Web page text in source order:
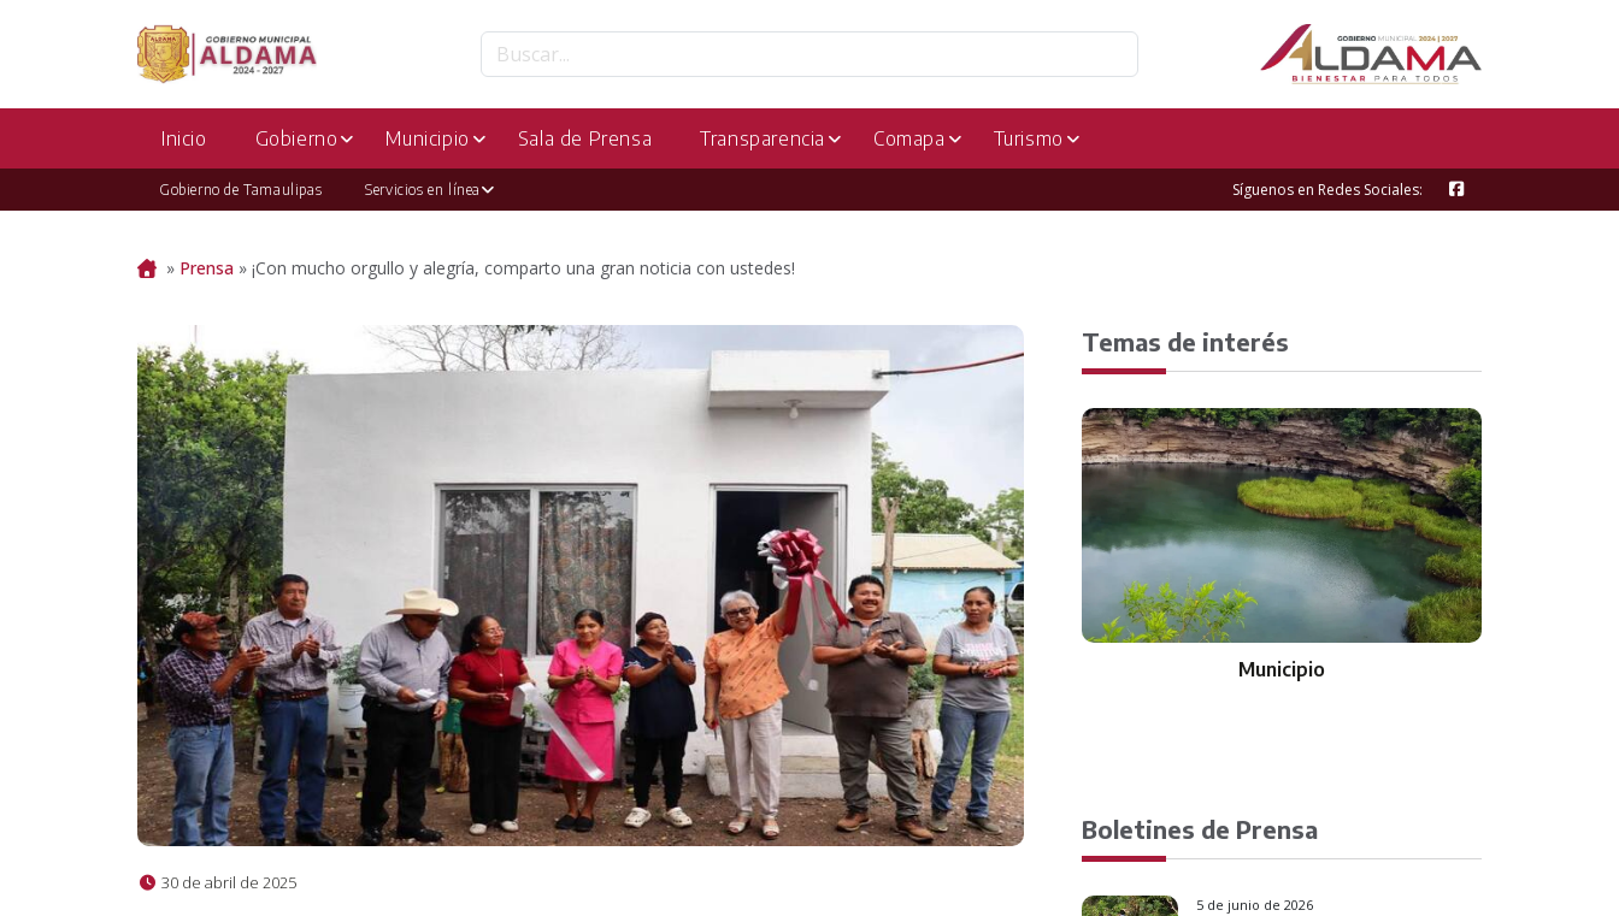
Inicio Gobierno Municipio Sala de Prensa Transparencia Comapa Turismo
Gobierno de Tamaulipas Servicios en línea Síguenos en Redes Sociales:
Portada
» Prensa » ¡Con mucho orgullo y alegría, comparto una gran noticia con ustedes!
30 de abril de 2025
Temas de interés
Transparencia
Municipio
Boletines de Prensa
5 de junio de 2026